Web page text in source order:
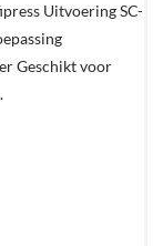
In
Uitvoering SC-
Geschikt voor